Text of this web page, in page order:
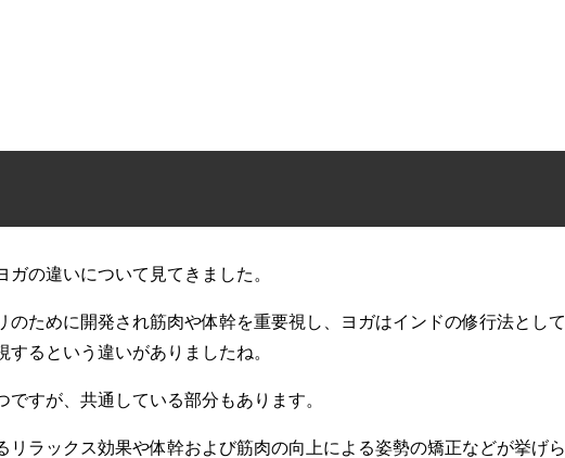
の違いについて見てきました。
のために開発され筋肉や体幹を重要視し、ヨガはインドの修行法として
るという違いがありましたね。
ですが、共通している部分もあります。
リラックス効果や体幹および筋肉の向上による姿勢の矯正などが挙げら